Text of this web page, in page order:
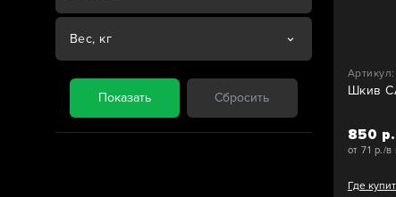
Вес, кг
Шкив
850 р.
от 71 р./в
Где